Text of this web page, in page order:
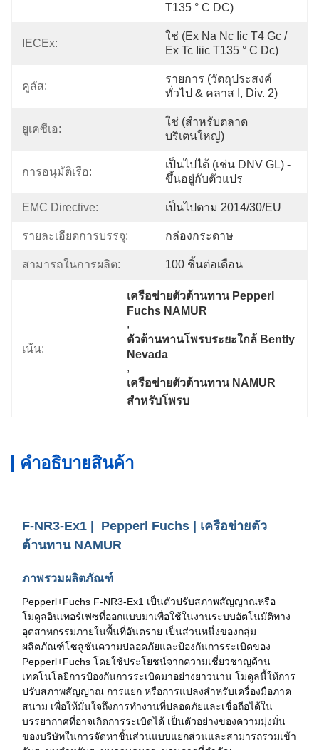
T135 ° C DC)
IECEx:
ใช่ (ex Na Nc Iic T4 Gc /
Ex Tc Iiic T135 ° C Dc)
คูลัส:
รายการ (วัตถุประสงค์
ทั่วไป & คลาส I, Div. 2)
ยูเคซีเอ:
ใช่ (สำหรับตลาด
บริเตนใหญ่)
การอนุมัติเรือ:
เป็นไปได้ (เช่น DNV GL) -
ขึ้นอยู่กับตัวแปร
EMC Directive: เป็นไปตาม 2014/30/EU
รายละเอียดการบรรจุ: กล่องกระดาษ
สามารถในการผลิต: 100 ชิ้นต่อเดือน
เน้น:
เครือข่ายตัวต้านทาน Pepperl
Fuchs NAMUR
,
ตัวต้านทานโพรบระยะใกล้ Bently
Nevada
,
เครือข่ายตัวต้านทาน NAMUR
สำหรับโพรบ
คําอธิบายสินค้า
F-NR3-Ex1 | Pepperl Fuchs | เครือข่ายตัว
ต้านทาน NAMUR
ภาพรวมผลิตภัณฑ์
Pepperl+Fuchs F-NR3-Ex1 เป็นตัวปรับสภาพสัญญาณหรือ
โมดูลอินเทอร์เฟซที่ออกแบบมาเพื่อใช้ในงานระบบอัตโนมัติทาง
อุตสาหกรรมภายในพื้นที่อันตราย เป็นส่วนหนึ่งของกลุ่ม
ผลิตภัณฑ์โซลูชันความปลอดภัยและป้องกันการระเบิดของ
Pepperl+Fuchs โดยใช้ประโยชน์จากความเชี่ยวชาญด้าน
เทคโนโลยีการป้องกันการระเบิดมาอย่างยาวนาน โมดูลนี้ให้การ
ปรับสภาพสัญญาณ การแยก หรือการแปลงสำหรับเครื่องมือภาค
สนาม เพื่อให้มั่นใจถึงการทำงานที่ปลอดภัยและเชื่อถือได้ใน
บรรยากาศที่อาจเกิดการระเบิดได้ เป็นตัวอย่างของความมุ่งมั่น
ของบริษัทในการจัดหาชิ้นส่วนแบบแยกส่วนและสามารถรวมเข้า